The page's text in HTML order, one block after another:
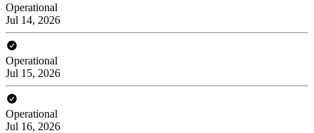
Operational
Jul 14, 2026
Operational
Jul 15, 2026
Operational
Jul 16, 2026